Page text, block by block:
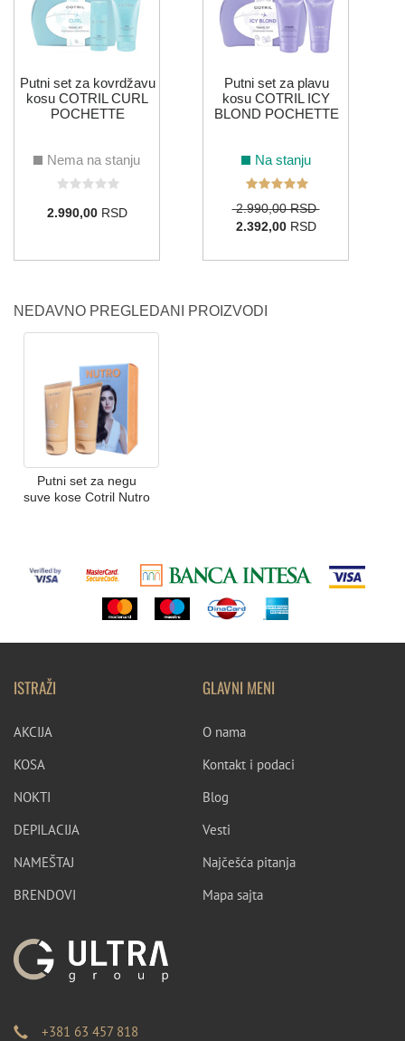
Putni set za kovrdžavu
kosu COTRIL CURL
POCHETTE
Nema na stanju
2.990,00RSD
Putni set za plavu
kosu COTRIL ICY
BLOND POCHETTE
Na stanju
2.990,00 RSD
2.392,00RSD
NEDAVNO PREGLEDANI PROIZVODI
Putni set za negu
suve kose Cotril Nutro
ISTRAŽI
AKCIJA
KOSA
NOKTI
DEPILACIJA
NAMEŠTAJ
BRENDOVI
GLAVNI MENI
O nama
Kontakt i podaci
Blog
Vesti
Najčešća pitanja
Mapa sajta
+381 63 457 818